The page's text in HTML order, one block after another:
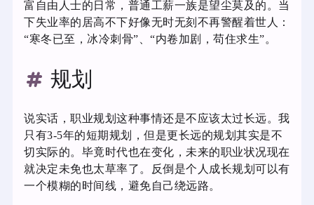
富自由人士的日常，普通工薪一族是望尘莫及的。当
下失业率的居高不下好像无时无刻不再警醒着世人：
“寒冬已至，冰冷刺骨”、“内卷加剧，苟住求生”。
规划
说实话，职业规划这种事情还是不应该太过长远。我
只有3-5年的短期规划，但是更长远的规划其实是不
切实际的。毕竟时代也在变化，未来的职业状况现在
就决定未免也太草率了。反倒是个人成长规划可以有
一个模糊的时间线，避免自己绕远路。